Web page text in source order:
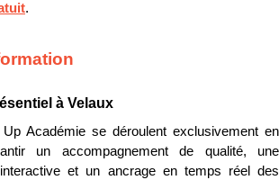
.
à Velaux
Académie se déroulent exclusivement en
un accompagnement de qualité, une
interactive et un ancrage en temps réel des